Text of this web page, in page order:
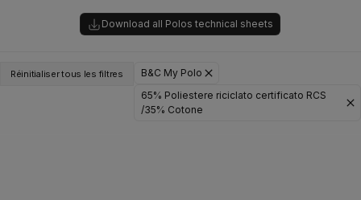
Download all Polos technical sheets
Réinitialiser tous les filtres
B&C My Polo
65% Poliestere riciclato certificato RCS
/35% Cotone